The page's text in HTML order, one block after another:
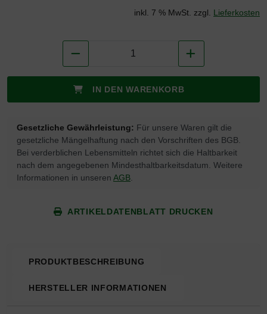
inkl. 7 % MwSt. zzgl. Lieferkosten
IN DEN WARENKORB
Gesetzliche Gewährleistung: Für unsere Waren gilt die
gesetzliche Mängelhaftung nach den Vorschriften des BGB.
Bei verderblichen Lebensmitteln richtet sich die Haltbarkeit
nach dem angegebenen Mindesthaltbarkeitsdatum. Weitere
Informationen in unseren AGB
ARTIKELDATENBLATT DRUCKEN
PRODUKTBESCHREIBUNG
HERSTELLER INFORMATIONEN